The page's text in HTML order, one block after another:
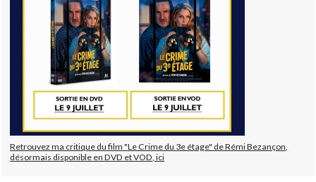
Retrouvez ma critique du film "Le Crime du 3e étage" de Rémi Bezançon,
désormais disponible en DVD et VOD, ici